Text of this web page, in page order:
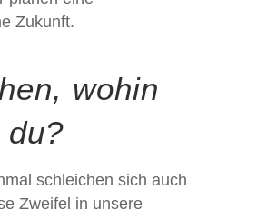
Zukunft.
wohin
du?
schleichen sich auch
Zweifel in unsere